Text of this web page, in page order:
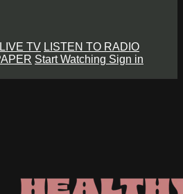
TV LISTEN TO RADIO
Start Watching Sign in